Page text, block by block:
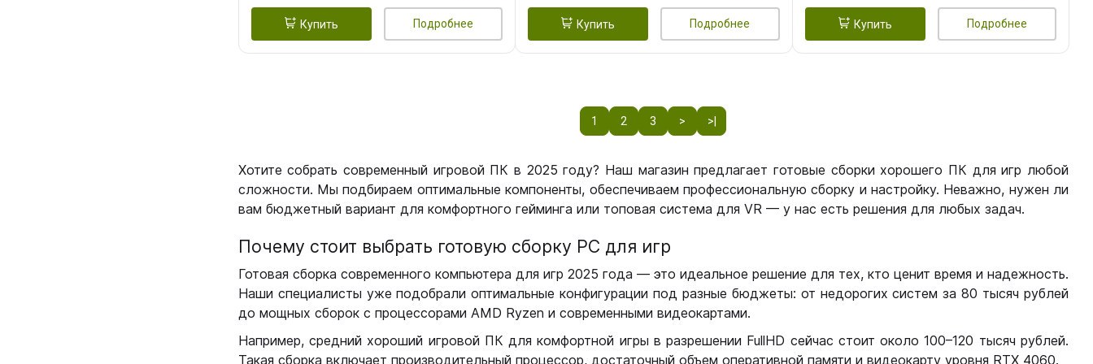
Купить Подробнее Купить Подробнее Купить Подробнее
1 2 3 > >|
Хотите собрать современный игровой ПК в 2025 году? Наш магазин предлагает готовые сборки хорошего ПК для игр любой
сложности. Мы подбираем оптимальные компоненты, обеспечиваем профессиональную сборку и настройку. Неважно, нужен ли
вам бюджетный вариант для комфортного гейминга или топовая система для VR — у нас есть решения для любых задач.
Почему стоит выбрать готовую сборку РС для игр
Готовая сборка современного компьютера для игр 2025 года — это идеальное решение для тех, кто ценит время и надежность.
Наши специалисты уже подобрали оптимальные конфигурации под разные бюджеты: от недорогих систем за 80 тысяч рублей
до мощных сборок с процессорами AMD Ryzen и современными видеокартами.
Например, средний хороший игровой ПК для комфортной игры в разрешении FullHD сейчас стоит около 100–120 тысяч рублей.
Такая сборка включает производительный процессор, достаточный объем оперативной памяти и видеокарту уровня RTX 4060.